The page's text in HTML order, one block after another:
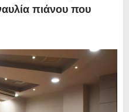
πιάνου που